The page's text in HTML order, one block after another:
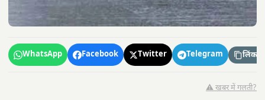
WhatsApp Facebook Twitter Telegram लिंक
⚠️ खबर में गलती?